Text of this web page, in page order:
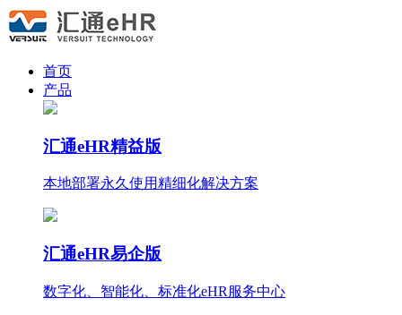
首页
产品
汇通eHR精益版
本地部署永久使用精细化解决方案
汇通eHR易企版
数字化、智能化、标准化eHR服务中心